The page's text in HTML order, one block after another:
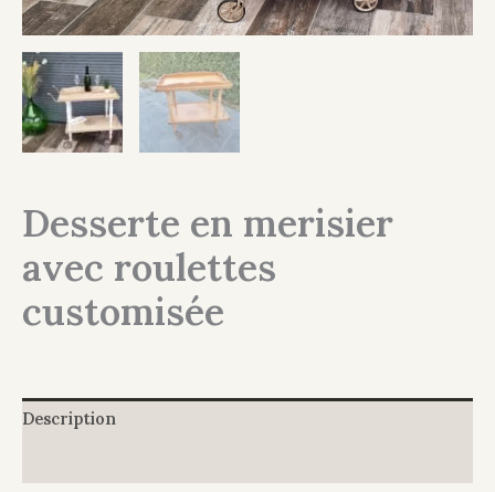
Desserte en merisier
avec roulettes
customisée
Description